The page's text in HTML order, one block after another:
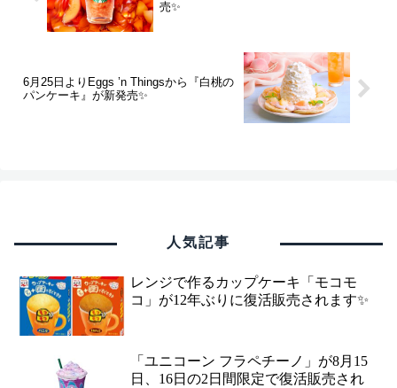
売✨
6月25日よりEggs ’n Thingsから『白桃の
パンケーキ』が新発売✨
人気記事
レンジで作るカップケーキ「モコモ
コ」が12年ぶりに復活販売されます✨
「ユニコーン フラペチーノ」が8月15
日、16日の2日間限定で復活販売され